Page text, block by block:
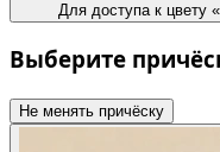
Для доступа к цвету
Выберите
Не менять причёску